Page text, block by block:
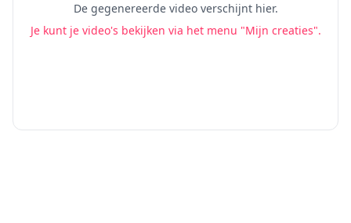
De gegenereerde video verschijnt hier.
Je kunt je video's bekijken via het menu "Mijn creaties".